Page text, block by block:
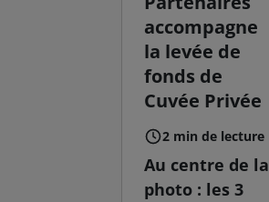
accompagne
la levée de
fonds de
Cuvée Privée
2 min de lecture
Au centre de la
photo : les 3